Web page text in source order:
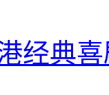
经典